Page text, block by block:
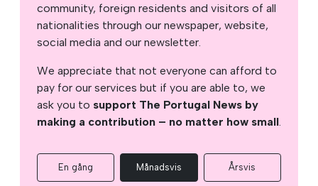
community, foreign residents and visitors of all
nationalities through our newspaper, website,
social media and our newsletter.
We appreciate that not everyone can afford to
pay for our services but if you are able to, we
ask you to support The Portugal News by
making a contribution – no matter how small.
En gång Månadsvis Årsvis